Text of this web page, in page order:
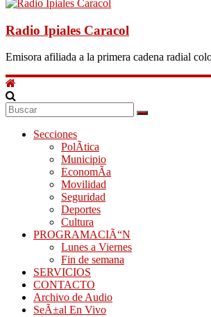
Radio Ipiales Caracol
Emisora afiliada a la primera cadena radial
Secciones
PolÃ­tica
Municipio
EconomÃ­a
Movilidad
Seguridad
Deportes
Cultura
PROGRAMACIÃ“N
Lunes a Viernes
Fin de semana
SERVICIOS
CONTACTO
Archivo de Audio
SeÃ±al En Vivo